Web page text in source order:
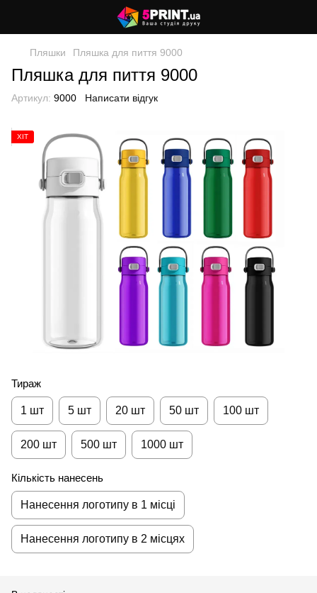
Пляшки Пляшка для пиття 9000
Пляшка для пиття 9000
Артикул: 9000 Написати відгук
ХІТ
Тираж
1 шт 5 шт 20 шт 50 шт 100 шт
200 шт 500 шт 1000 шт
Кількість нанесень
Нанесення логотипу в 1 місці
Нанесення логотипу в 2 місцях